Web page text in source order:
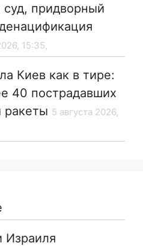
придворный
15:35,
Киев как в тире:
40 пострадавших
ракеты 5 августа 2026,
Израиля